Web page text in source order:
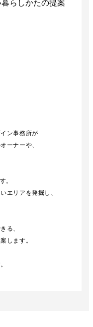
ン事務所が
ーナーや、
。
エリアを発掘し、
る、
します。